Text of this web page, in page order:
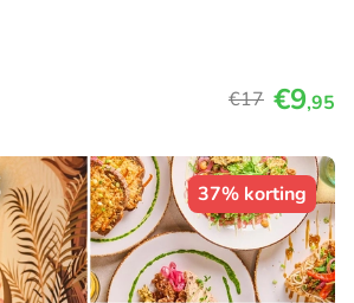
€17 €9,95
37% korting